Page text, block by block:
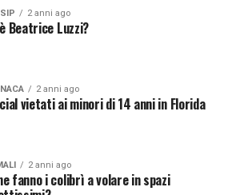
2 anni ago
Beatrice Luzzi?
2 anni ago
vietati ai minori di 14 anni in Florida
2 anni ago
fanno i colibrì a volare in spazi